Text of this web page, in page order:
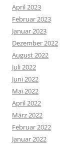
April 2023
Februar 2023
Januar 2023
Dezember 2022
August 2022
Juli 2022
Juni 2022
Mai 2022
April 2022
März 2022
Februar 2022
Januar 2022